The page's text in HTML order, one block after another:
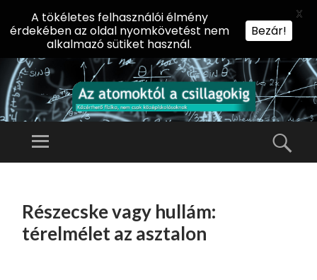
AZ
KT
Ó
Előadássorozat
Természettudományi
Kar Fizikai
Menü
TARTALOMHOZ
Részecske vagy hullám:
térelmélet az asztalon
A tökéletes felhasználói élmény
érdekében az oldal nyomkövetést nem
alkalmazó sütiket használ.
Bezár!
X